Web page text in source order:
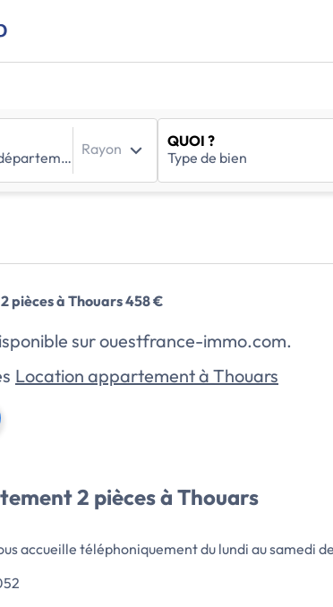
Rayon QUOI ?
pièces à Thouars 458 €
sur ouestfrance-immo.com.
Location appartement à Thouars
2 pièces à Thouars
accueille téléphoniquement du lundi au samedi